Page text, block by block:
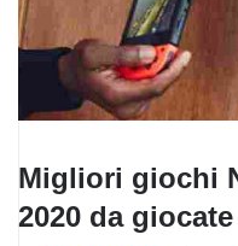
Migliori giochi
2020 da